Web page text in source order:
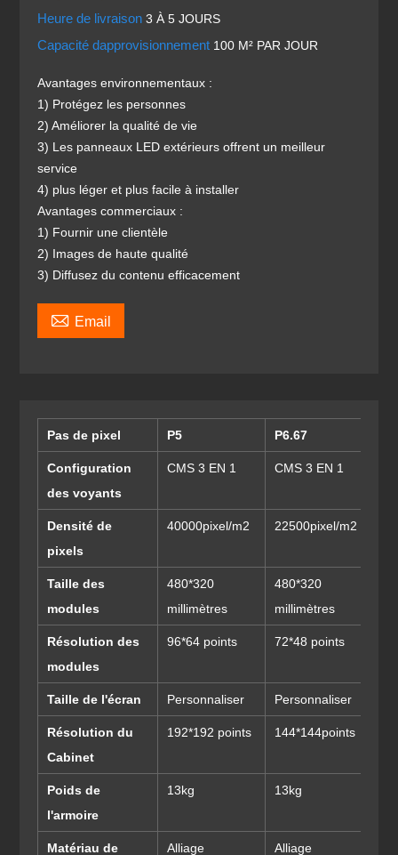
Heure de livraison3 À 5 JOURS
Capacité dapprovisionnement 100 M² PAR JOUR
Avantages environnementaux :
1) Protégez les personnes
2) Améliorer la qualité de vie
3) Les panneaux LED extérieurs offrent un meilleur
service
4) plus léger et plus facile à installer
Avantages commerciaux :
1) Fournir une clientèle
2) Images de haute qualité
3) Diffusez du contenu efficacement
 Email
Pas de pixel P5 P6.67
Configuration
des voyants
CMS 3 EN 1 CMS 3 EN 1
Densité de
pixels
40000pixel/m2 22500pixel/m2
Taille des
modules
480*320
millimètres
480*320
millimètres
Résolution des
modules
96*64 points 72*48 points
Taille de l'écran Personnaliser Personnaliser
Résolution du
Cabinet
192*192 points 144*144points
Poids de
l'armoire
13kg 13kg
Matériau de Alliage Alliage